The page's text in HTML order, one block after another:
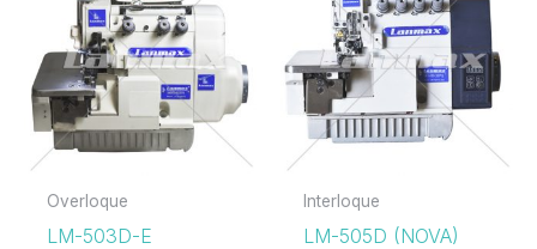
Overloque
LM-503D-E
Interloque
LM-505D (NOVA)